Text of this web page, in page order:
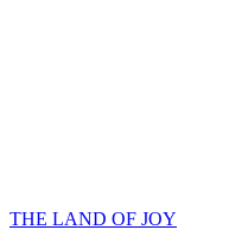
THE LAND OF JOY